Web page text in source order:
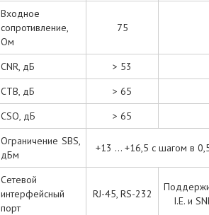
Входное
сопротивление,
Ом
75
CNR, дБ
> 53
CTB, дБ
> 65
CSO, дБ
> 65
Ограничение SBS,
дБм
+13 ... +16,5 с шагом в
Сетевой
интерфейсный
порт
RJ-45, RS-232
I.E. и